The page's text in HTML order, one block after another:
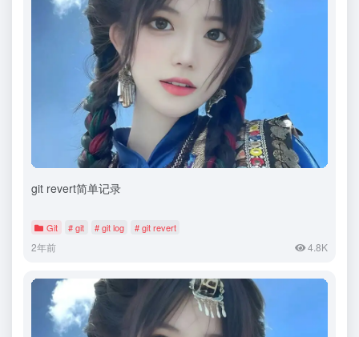
git revert简单记录
Git # git # git log # git revert
2年前 4.8K